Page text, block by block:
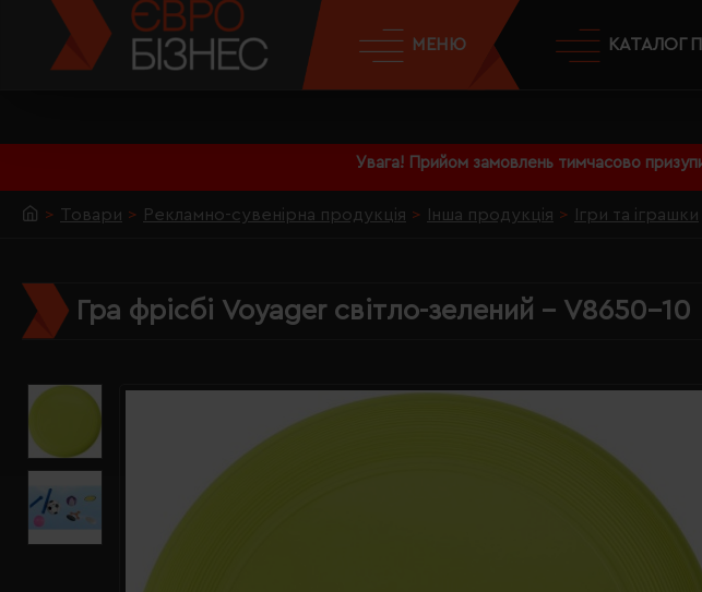
Увага! Прийом замовлень тимчасово
МЕНЮ КАТАЛОГ
Товари Рекламно-сувенірна продукція Інша продукція Ігри та іграшки
Гра фрісбі Voyager світло-зелений - V8650-10